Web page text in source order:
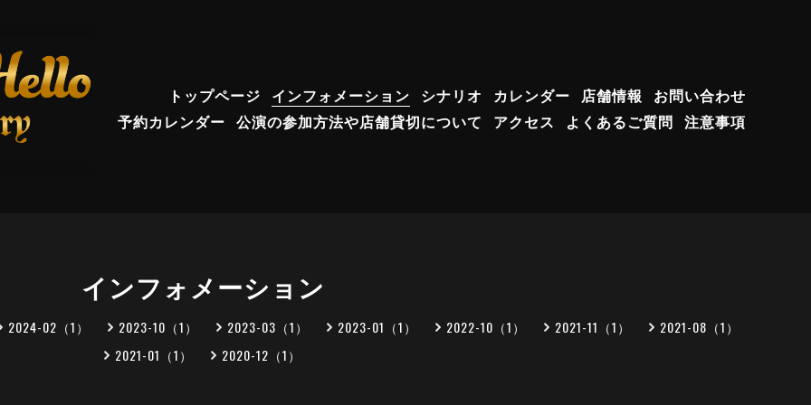
トップページ インフォメーション シナリオ カレンダー 店舗情報
お問い合わせ
予約カレンダー 公演の参加方法や店舗貸切について アクセス よくあるご質問 注意事項
インフォメーション
2024-02（1） 2023-10（1） 2023-03（1） 2023-01（1） 2022-10（1） 2021-11（1）
2021-08（1）
2021-01（1）
2020-12（1）